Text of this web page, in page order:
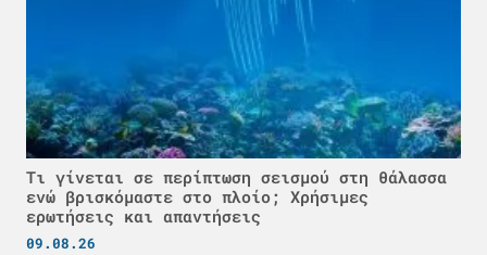
Τι γίνεται σε περίπτωση σεισμού στη θάλασσα
ενώ βρισκόμαστε στο πλοίο; Χρήσιμες
ερωτήσεις και απαντήσεις
09.08.26